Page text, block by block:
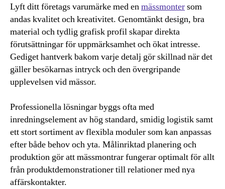
Lyft ditt företags varumärke med enmässmontersom
andas kvalitet och kreativitet. Genomtänkt design, bra
material och tydlig grafisk profil skapar direkta
förutsättningar för uppmärksamhet och ökat intresse.
Gediget hantverk bakom varje detalj gör skillnad när det
gäller besökarnas intryck och den övergripande
upplevelsen vid mässor.
Professionella lösningar byggs ofta med
inredningselement av hög standard, smidig logistik samt
ett stort sortiment av flexibla moduler som kan anpassas
efter både behov och yta. Målinriktad planering och
produktion gör att mässmontrar fungerar optimalt för allt
från produktdemonstrationer till relationer med nya
affärskontakter.